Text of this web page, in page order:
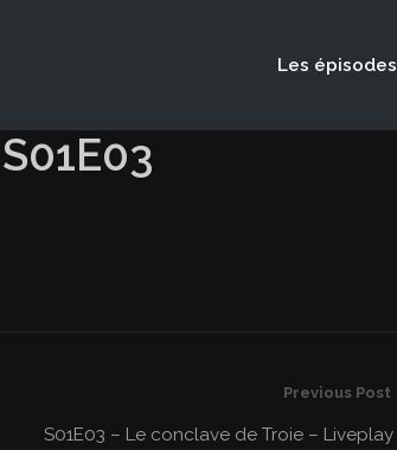
Les épisodes
Previous Post
S01E03 – Le conclave de Troie – Liveplay